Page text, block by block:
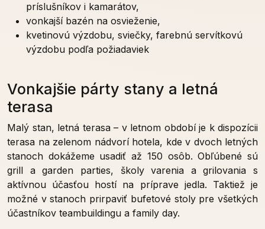
príslušníkov i kamarátov,
vonkajší bazén na osvieženie,
kvetinovú výzdobu, sviečky, farebnú servítkovú
výzdobu podľa požiadaviek
Vonkajšie párty stany a letná
terasa
Malý stan, letná terasa – v letnom období je k dispozícii
terasa na zelenom nádvorí hotela, kde v dvoch letných
stanoch dokážeme usadiť až 150 osôb. Obľúbené sú
grill a garden parties, školy varenia a grilovania s
aktívnou účasťou hostí na príprave jedla. Taktiež je
možné v stanoch prirpaviť bufetové stoly pre všetkých
účastníkov teambuildingu a family day.